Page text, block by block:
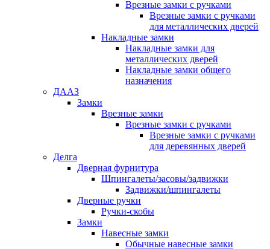
Врезные замки с ручками
Врезные замки с ручками
для металлических дверей
Накладные замки
Накладные замки для
металлических дверей
Накладные замки общего
назначения
ДААЗ
Замки
Врезные замки
Врезные замки с ручками
Врезные замки с ручками
для деревянных дверей
Делга
Дверная фурнитура
Шпингалеты/засовы/задвижки
Задвижки/шпингалеты
Дверные ручки
Ручки-скобы
Замки
Навесные замки
Обычные навесные замки